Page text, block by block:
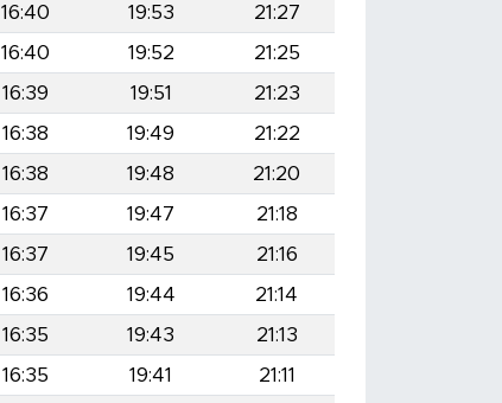
16:40 19:53
21:27
16:40 19:52
21:25
16:39 19:51
21:23
16:38 19:49
21:22
16:38 19:48
21:20
16:37 19:47
21:18
16:37 19:45
21:16
16:36 19:44
21:14
16:35 19:43
21:13
16:35 19:41
21:11